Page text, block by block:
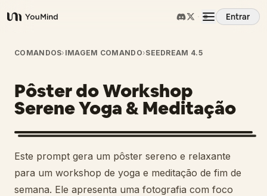
YouMind
Entrar
Visão Geral
Casos de Uso
Habilidades
Prompts
COMANDOS› IMAGEM COMANDO›SEEDREAM 4.5
Pôster do Workshop
Serene Yoga & Meditação
Este prompt gera um pôster sereno e relaxante
para um workshop de yoga e meditação de fim de
semana. Ele apresenta uma fotografia com foco